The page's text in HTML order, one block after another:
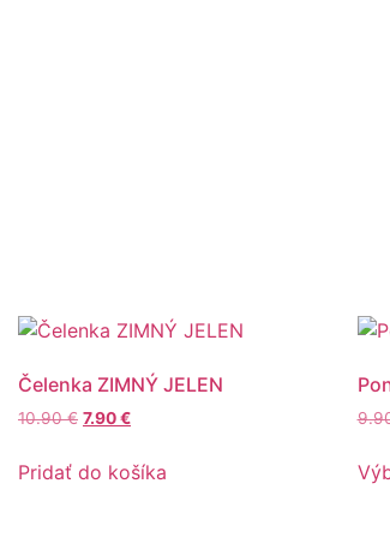
Čelenka ZIMNÝ JELEN
10.90€ 7.90€
Pridať do košíka